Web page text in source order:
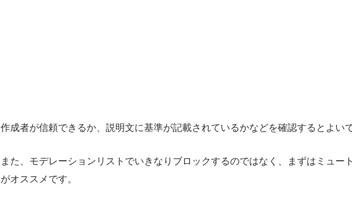
作成者が信頼できるか、説明文に基準が記載されているかなどを確認するとよい
また、モデレーションリストでいきなりブロックするのではなく、まずはミュー
がオススメです。